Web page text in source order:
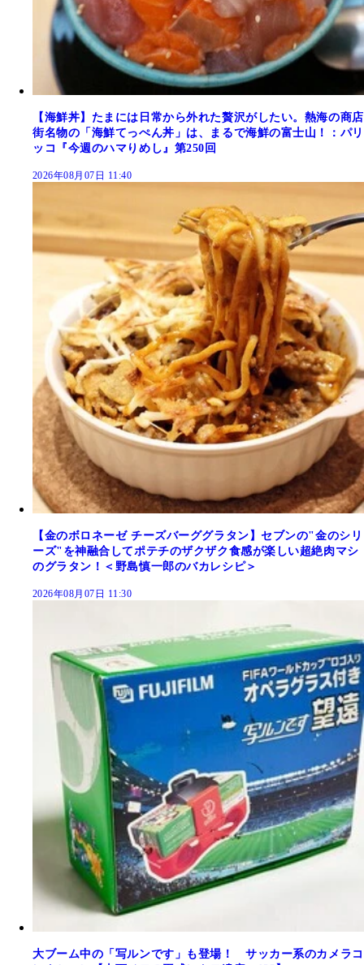
【海鮮丼】たまには日常から外れた贅沢がしたい。熱海の商店
街名物の「海鮮てっぺん丼」は、まるで海鮮の富士山！：パリ
ッコ『今週のハマりめし』第250回
2026年08月07日 11:40
【金のボロネーゼ チーズバーググラタン】セブンの"金のシリ
ーズ"を神融合してポテチのザクザク食感が楽しい超絶肉マシ
のグラタン！＜野島慎一郎のバカレシピ＞
2026年08月07日 11:30
大ブーム中の「写ルンです」も登場！ サッカー系のカメラコ